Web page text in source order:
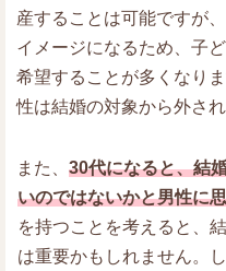
産することは可能ですが
イメージになるため、子
希望することが多くなり
性は結婚の対象から外さ
また、 30代になると、結
いのではないかと男性に
を持つことを考えると、
は重要かもしれません。